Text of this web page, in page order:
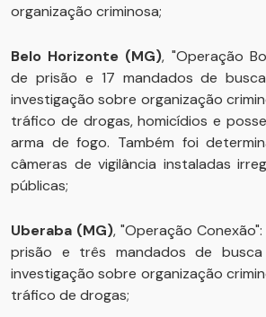
organização criminosa;
Belo Horizonte (MG), "Operação
de prisão e 17 mandados de
investigação sobre organização
tráfico de drogas, homicídios e
arma de fogo. Também foi
câmeras de vigilância instaladas
públicas;
Uberaba (MG), "Operação
prisão e três mandados de busca
investigação sobre organização
tráfico de drogas;